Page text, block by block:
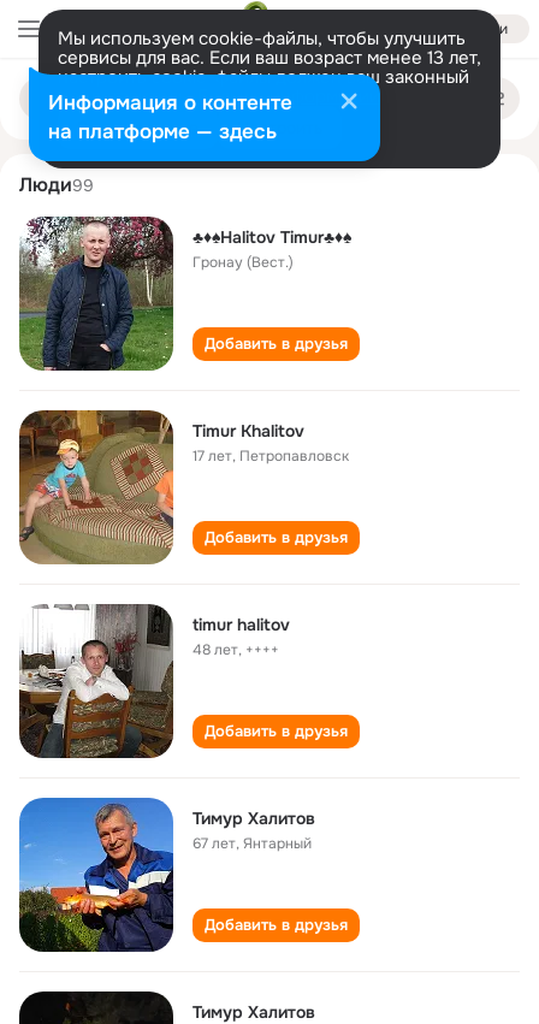
Войти
Мы используем cookie-файлы, чтобы улучшить
сервисы для вас. Если ваш возраст менее 13 лет,
настроить cookie-файлы должен ваш законный
представитель. Больше информации
Разрешить все Настроить
Поиск
людям
timur khalitov
Люди99
♣️♦️♠️Halitov Timur♣️♦️♠️
Гронау (Вест.)
Добавить в друзья
Timur Khalitov
17 лет, Петропавловск
Добавить в друзья
timur halitov
48 лет, ++++
Добавить в друзья
Тимур Халитов
67 лет,Янтарный
Добавить в друзья
Тимур Халитов
Информация о контенте
на платформе — здесь